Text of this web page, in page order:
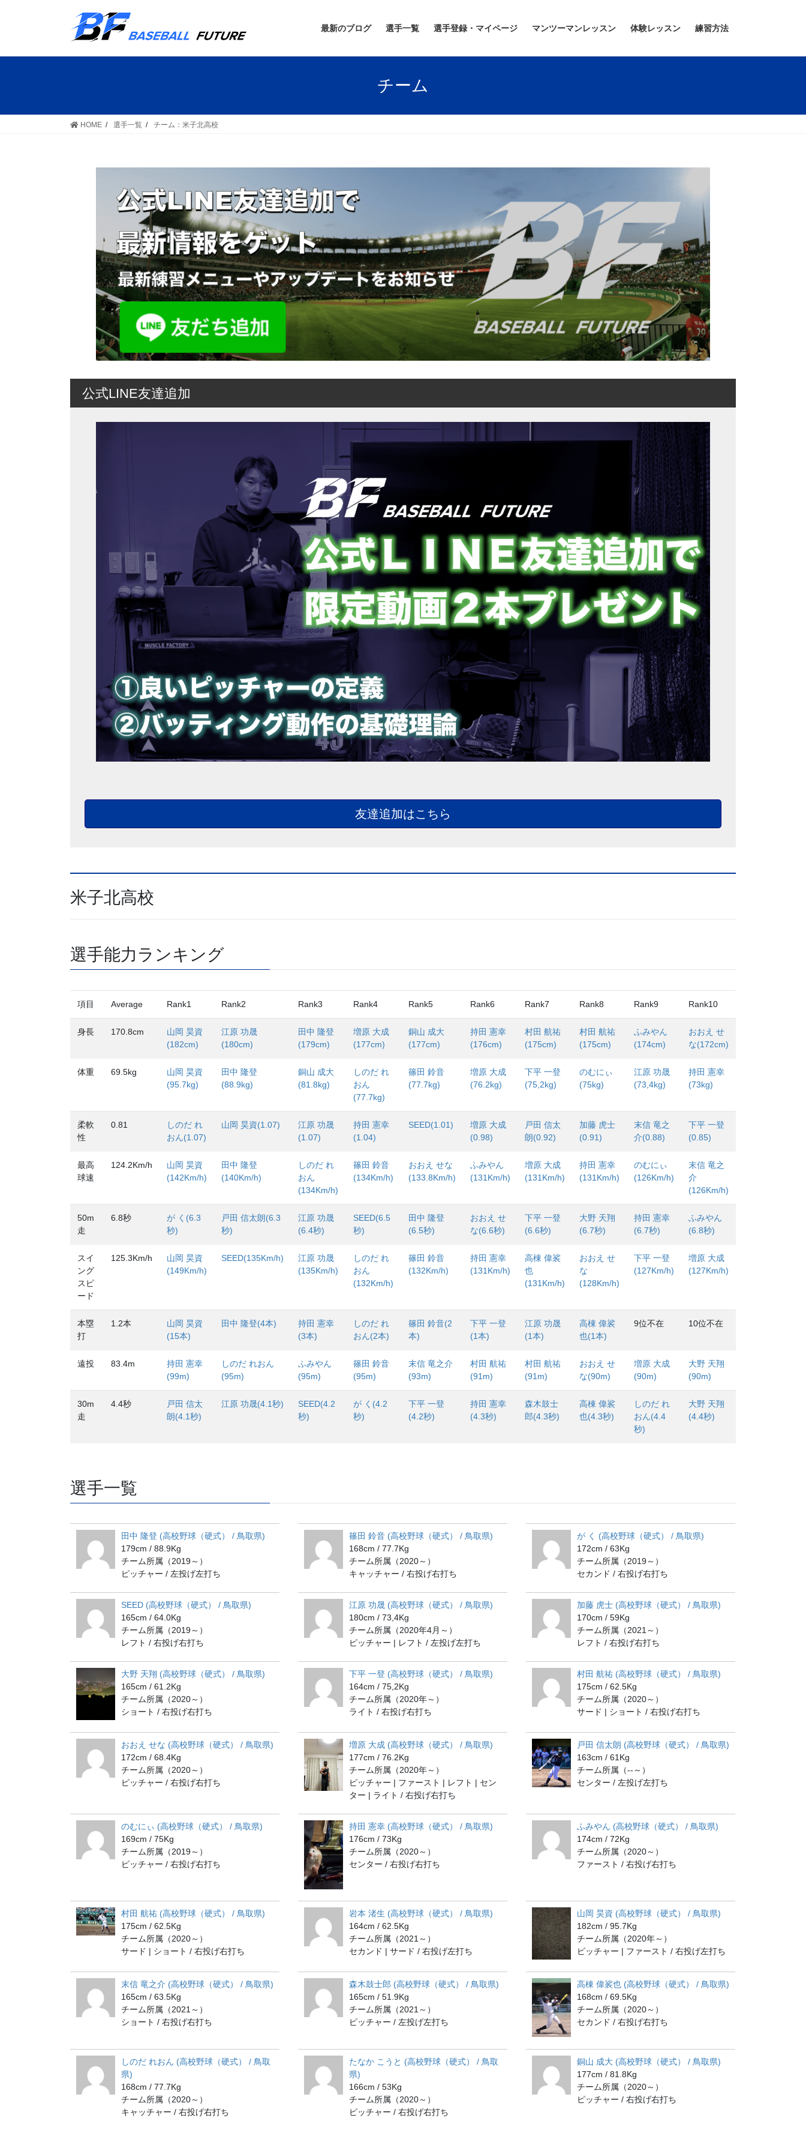
最新のブログ 選手一覧 選手登録・マイページ マンツーマンレッスン 体験レッスン 練習方法
チーム
HOME 選手一覧 チーム：米子北高校
公式LINE友達追加
友達追加はこちら
米子北高校
選手能力ランキング
項目 Average Rank1 Rank2 Rank3 Rank4 Rank5 Rank6 Rank7 Rank8 Rank9 Rank10
身長 170.8cm
山岡 昊資
(182cm)
江原 功晟
(180cm)
田中 隆登
(179cm)
増原 大成
(177cm)
銅山 成大
(177cm)
持田 憲幸
(176cm)
村田 航祐
(175cm)
村田 航祐
(175cm)
ふみやん
(174cm)
おおえ せ
な(172cm)
体重 69.5kg
山岡 昊資
(95.7kg)
田中 隆登
(88.9kg)
銅山 成大
(81.8kg)
しのだ れ
おん
(77.7kg)
篠田 鈴音
(77.7kg)
増原 大成
(76.2kg)
下平 一登
(75,2kg)
のむにぃ
(75kg)
江原 功晟
(73,4kg)
持田 憲幸
(73kg)
柔軟
性
0.81
しのだ れ
おん(1.07)
山岡 昊資(1.07)
江原 功晟
(1.07)
持田 憲幸
(1.04)
SEED(1.01)
増原 大成
(0.98)
戸田 信太
朗(0.92)
加藤 虎士
(0.91)
末信 竜之
介(0.88)
下平 一登
(0.85)
最高
球速
124.2Km/h
山岡 昊資
(142Km/h)
田中 隆登
(140Km/h)
しのだ れ
おん
(134Km/h)
篠田 鈴音
(134Km/h)
おおえ せな
(133.8Km/h)
ふみやん
(131Km/h)
増原 大成
(131Km/h)
持田 憲幸
(131Km/h)
のむにぃ
(126Km/h)
末信 竜之
介
(126Km/h)
50m
走
6.8秒
が く(6.3
秒)
戸田 信太朗(6.3
秒)
江原 功晟
(6.4秒)
SEED(6.5
秒)
田中 隆登
(6.5秒)
おおえ せ
な(6.6秒)
下平 一登
(6.6秒)
大野 天翔
(6.7秒)
持田 憲幸
(6.7秒)
ふみやん
(6.8秒)
スイ
ング
スピ
ード
125.3Km/h
山岡 昊資
(149Km/h)
SEED(135Km/h)
江原 功晟
(135Km/h)
しのだ れ
おん
(132Km/h)
篠田 鈴音
(132Km/h)
持田 憲幸
(131Km/h)
高棟 偉裟
也
(131Km/h)
おおえ せ
な
(128Km/h)
下平 一登
(127Km/h)
増原 大成
(127Km/h)
本塁
打
1.2本
山岡 昊資
(15本)
田中 隆登(4本)
持田 憲幸
(3本)
しのだ れ
おん(2本)
篠田 鈴音(2
本)
下平 一登
(1本)
江原 功晟
(1本)
高棟 偉裟
也(1本)
9位不在 10位不在
遠投 83.4m
持田 憲幸
(99m)
しのだ れおん
(95m)
ふみやん
(95m)
篠田 鈴音
(95m)
末信 竜之介
(93m)
村田 航祐
(91m)
村田 航祐
(91m)
おおえ せ
な(90m)
増原 大成
(90m)
大野 天翔
(90m)
30m
走
4.4秒
戸田 信太
朗(4.1秒)
江原 功晟(4.1秒)
SEED(4.2
秒)
が く(4.2
秒)
下平 一登
(4.2秒)
持田 憲幸
(4.3秒)
森木鼓士
郎(4.3秒)
高棟 偉裟
也(4.3秒)
しのだ れ
おん(4.4
秒)
大野 天翔
(4.4秒)
選手一覧
田中 隆登 (高校野球（硬式） / 鳥取県)
179cm / 88.9Kg
チーム所属（2019～）
ピッチャー / 左投げ左打ち
篠田 鈴音 (高校野球（硬式） / 鳥取県)
168cm / 77.7Kg
チーム所属（2020～）
キャッチャー / 右投げ右打ち
が く (高校野球（硬式） / 鳥取県)
172cm / 63Kg
チーム所属（2019～）
セカンド / 右投げ右打ち
SEED (高校野球（硬式） / 鳥取県)
165cm / 64.0Kg
チーム所属（2019～）
レフト / 右投げ右打ち
江原 功晟 (高校野球（硬式） / 鳥取県)
180cm / 73,4Kg
チーム所属（2020年4月～）
ピッチャー | レフト / 左投げ左打ち
加藤 虎士 (高校野球（硬式） / 鳥取県)
170cm / 59Kg
チーム所属（2021～）
レフト / 右投げ右打ち
大野 天翔 (高校野球（硬式） / 鳥取県)
165cm / 61.2Kg
チーム所属（2020～）
ショート / 右投げ右打ち
下平 一登 (高校野球（硬式） / 鳥取県)
164cm / 75,2Kg
チーム所属（2020年～）
ライト / 右投げ右打ち
村田 航祐 (高校野球（硬式） / 鳥取県)
175cm / 62.5Kg
チーム所属（2020～）
サード | ショート / 右投げ右打ち
おおえ せな (高校野球（硬式） / 鳥取県)
172cm / 68.4Kg
チーム所属（2020～）
ピッチャー / 右投げ右打ち
増原 大成 (高校野球（硬式） / 鳥取県)
177cm / 76.2Kg
チーム所属（2020年～）
ピッチャー | ファースト | レフト | セン
ター | ライト / 右投げ右打ち
戸田 信太朗 (高校野球（硬式） / 鳥取県)
163cm / 61Kg
チーム所属（--～）
センター / 左投げ左打ち
のむにぃ (高校野球（硬式） / 鳥取県)
169cm / 75Kg
チーム所属（2019～）
ピッチャー / 右投げ右打ち
持田 憲幸 (高校野球（硬式） / 鳥取県)
176cm / 73Kg
チーム所属（2020～）
センター / 右投げ右打ち
ふみやん (高校野球（硬式） / 鳥取県)
174cm / 72Kg
チーム所属（2020～）
ファースト / 右投げ右打ち
村田 航祐 (高校野球（硬式） / 鳥取県)
175cm / 62.5Kg
チーム所属（2020～）
サード | ショート / 右投げ右打ち
岩本 渚生 (高校野球（硬式） / 鳥取県)
164cm / 62.5Kg
チーム所属（2021～）
セカンド | サード / 右投げ左打ち
山岡 昊資 (高校野球（硬式） / 鳥取県)
182cm / 95.7Kg
チーム所属（2020年～）
ピッチャー | ファースト / 右投げ左打ち
末信 竜之介 (高校野球（硬式） / 鳥取県)
165cm / 63.5Kg
チーム所属（2021～）
ショート / 右投げ右打ち
森木鼓士郎 (高校野球（硬式） / 鳥取県)
165cm / 51.9Kg
チーム所属（2021～）
ピッチャー / 左投げ左打ち
高棟 偉裟也 (高校野球（硬式） / 鳥取県)
168cm / 69.5Kg
チーム所属（2020～）
セカンド / 右投げ右打ち
しのだ れおん (高校野球（硬式） / 鳥取
県)
168cm / 77.7Kg
チーム所属（2020～）
キャッチャー / 右投げ右打ち
たなか こうと (高校野球（硬式） / 鳥取
県)
166cm / 53Kg
チーム所属（2020～）
ピッチャー / 右投げ右打ち
銅山 成大 (高校野球（硬式） / 鳥取県)
177cm / 81.8Kg
チーム所属（2020～）
ピッチャー / 右投げ右打ち